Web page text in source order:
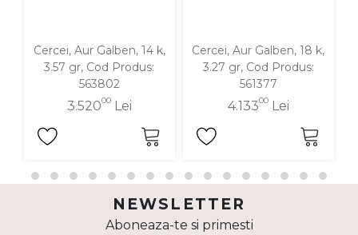
Cercei, Aur Galben, 14 k,
3.57 gr, Cod Produs:
563802
3.52000Lei
Cercei, Aur Galben, 18 k,
3.27 gr, Cod Produs:
561377
4.13300Lei
NEWSLETTER
Aboneaza-te si primesti